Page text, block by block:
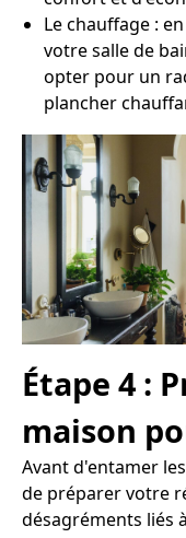
Le chauffage :
votre salle de
opter pour un
plancher
Étape 4 :
maison
Avant d'entamer
de préparer votre
désagréments liés